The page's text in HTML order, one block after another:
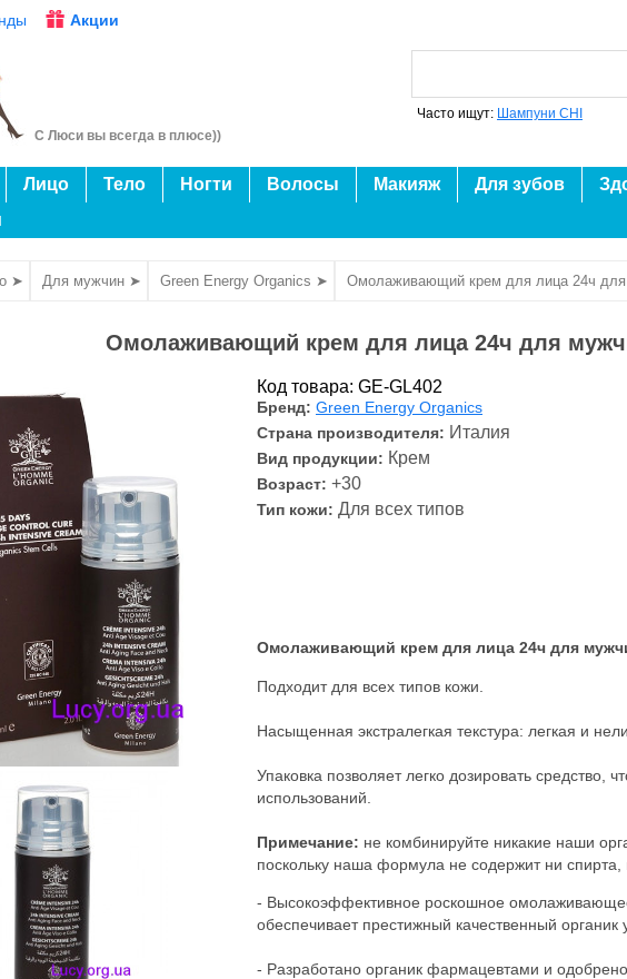
Акции
С Люси вы всегда в плюсе))
Часто ищут: Шампуни CHI
Лицо Тело Ногти Волосы Макияж Для зубов
➤ Для мужчин ➤ Green Energy Organics ➤ Омолаживающий крем для лица 24ч
Омолаживающий крем для лица 24ч для
Код товара: GE-GL402
Бренд: Green Energy Organics
Страна производителя: Италия
Вид продукции: Крем
Возраст: +30
Тип кожи: Для всех типов
Омолаживающий крем для лица 24ч для
Подходит для всех типов кожи.
Насыщенная экстралегкая текстура: легкая и
Упаковка позволяет легко дозировать средство,
использований.
Примечание: не комбинируйте никакие наши
поскольку наша формула не содержит ни спирта,
- Высокоэффективное роскошное
обеспечивает престижный качественный органик
- Разработано органик фармацевтами и